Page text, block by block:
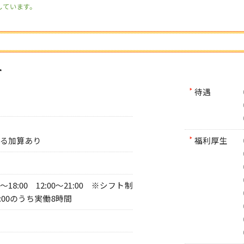
います。
加算あり
18:00 12:00～21:00 ※シフト制
のうち実働8時間
待遇
福利厚生